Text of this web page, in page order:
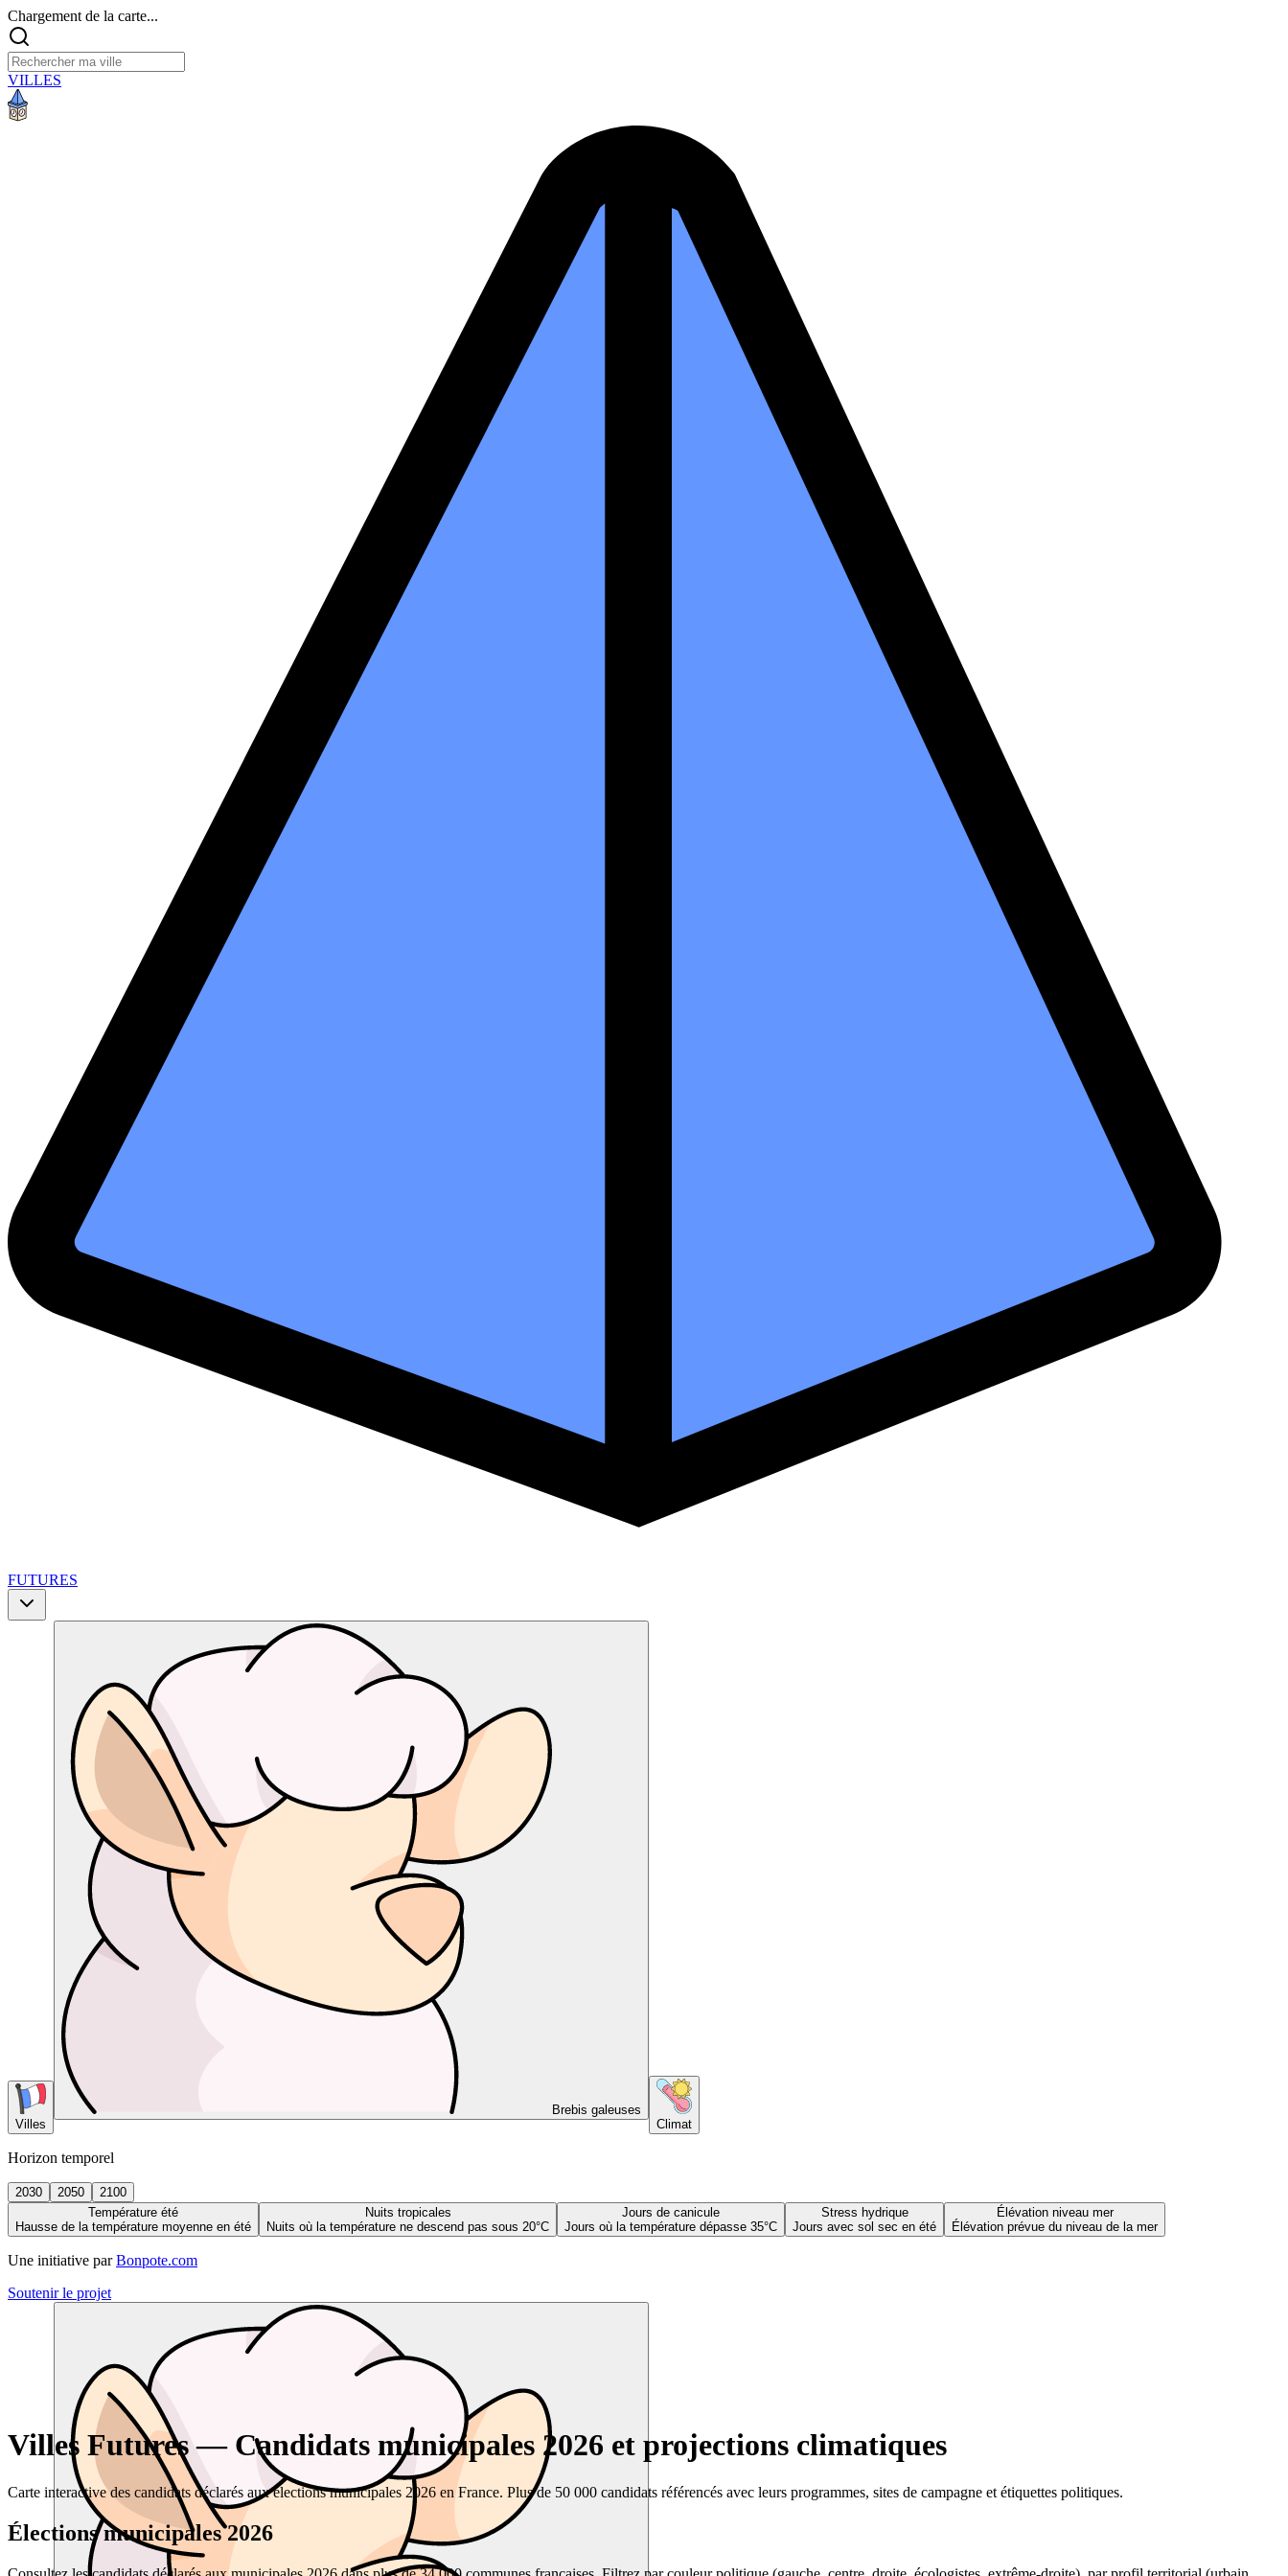
Chargement de la carte...
VILLES
FUTURES
Villes
Brebis galeuses
Climat
Horizon temporel
2030 2050
2100
Température été
Hausse de la température moyenne en été
Nuits tropicales
Nuits où la température ne descend pas sous 20°C
Jours de canicule
Jours où la température dépasse 35°C
Stress hydrique
Jours avec sol sec en été
Élévation niveau mer
Élévation prévue du niveau de la mer
Une initiative par Bonpote.com
Soutenir le projet
Villes Futures — Candidats municipales 2026 et projections climatiques
Carte interactive des candidats déclarés aux élections municipales 2026 en France. Plus de 50 000 candidats référencés avec leurs programmes, sites de campagne et étiquettes politiques.
Élections municipales 2026